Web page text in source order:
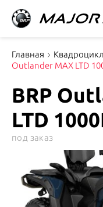
Главная
Outlander MAX LTD
BRP
LTD
под заказ